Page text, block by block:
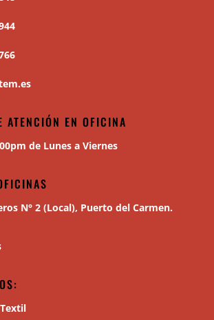
ATENCIÓN EN OFICINA
de Lunes a Viernes
N° 2 (Local), Puerto del Carmen.